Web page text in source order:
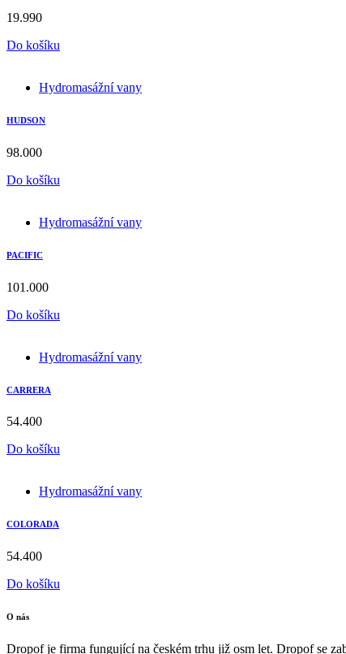
19.990
Do košíku
Hydromasážní vany
HUDSON
98.000
Do košíku
Hydromasážní vany
PACIFIC
101.000
Do košíku
Hydromasážní vany
CARRERA
54.400
Do košíku
Hydromasážní vany
COLORADA
54.400
Do košíku
O nás
Dropof je firma fungující na českém trhu již osm let. Dropof se